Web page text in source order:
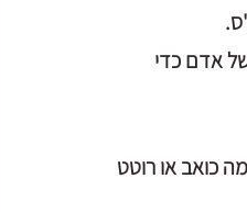
אדם כדי
כואב או רוטט